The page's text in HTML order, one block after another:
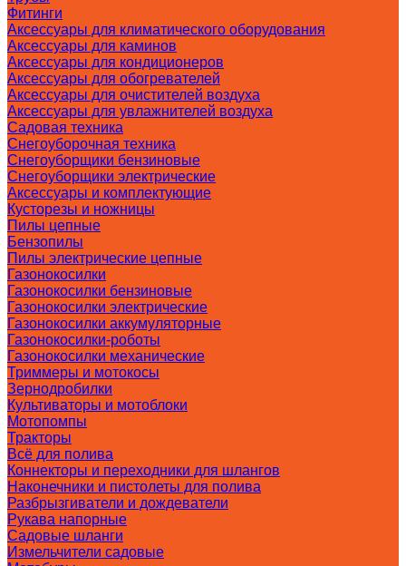
Фитинги
Аксессуары для климатического оборудования
Аксессуары для каминов
Аксессуары для кондиционеров
Аксессуары для обогревателей
Аксессуары для очистителей воздуха
Аксессуары для увлажнителей воздуха
Садовая техника
Снегоуборочная техника
Снегоуборщики бензиновые
Снегоуборщики электрические
Аксессуары и комплектующие
Кусторезы и ножницы
Пилы цепные
Бензопилы
Пилы электрические цепные
Газонокосилки
Газонокосилки бензиновые
Газонокосилки электрические
Газонокосилки аккумуляторные
Газонокосилки-роботы
Газонокосилки механические
Триммеры и мотокосы
Зернодробилки
Культиваторы и мотоблоки
Мотопомпы
Тракторы
Всё для полива
Коннекторы и переходники для шлангов
Наконечники и пистолеты для полива
Разбрызгиватели и дождеватели
Рукава напорные
Садовые шланги
Измельчители садовые